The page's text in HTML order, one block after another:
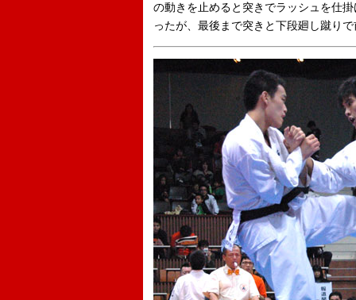
の動きを止めると突きでラッシュを仕
ったが、最後まで突きと下段廻し蹴り